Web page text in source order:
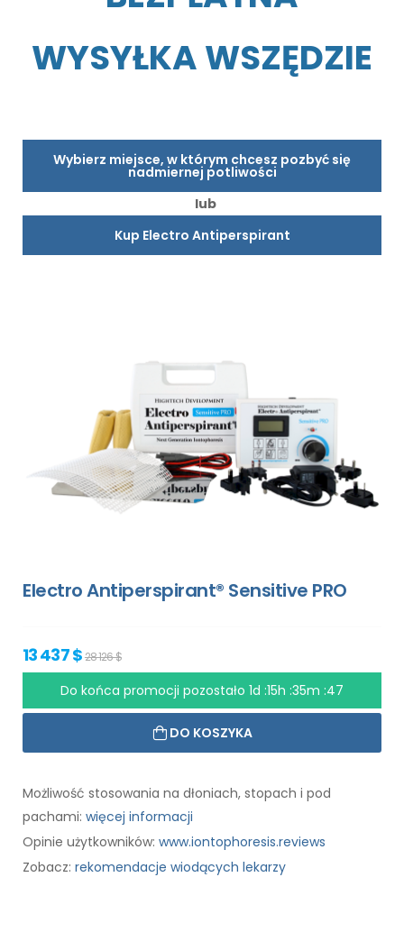
WYSYŁKA WSZĘDZIE
Wybierz miejsce, w którym chcesz pozbyć się
nadmiernej potliwości
lub
Kup Electro Antiperspirant
Electro Antiperspirant® Sensitive PRO
13 437 $28 126 $
Do końca promocji pozostało 1d :15h :35m :46
DO KOSZYKA
Możliwość stosowania na dłoniach, stopach i pod
pachami: więcej informacji
Opinie użytkowników: www.iontophoresis.reviews
Zobacz: rekomendacje wiodących lekarzy